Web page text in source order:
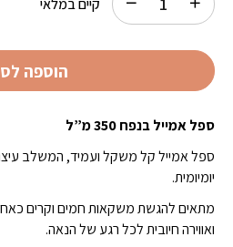
ספל אמייל בנפח 350 מ”ל
ספל אמייל קל משקל ועמיד, המשלב
יומיומית.
מתאים להגשת משקאות חמים וקרים
ואווירה חיובית לכל רגע של הנאה.
קיים במלאי
הוספה